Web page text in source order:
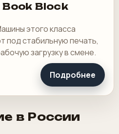
Block
этого класса
под стабильную печать,
загрузку в смене.
Подробнее
в России